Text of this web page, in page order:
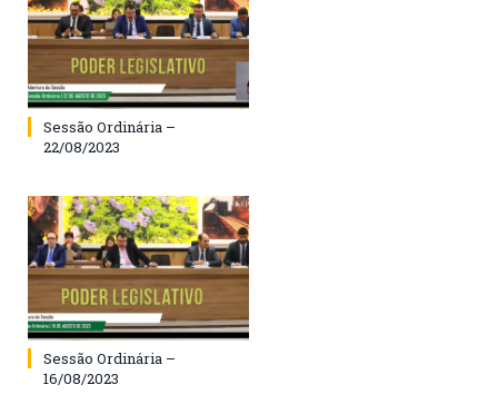
Sessão Ordinária –
22/08/2023
Sessão Ordinária –
16/08/2023